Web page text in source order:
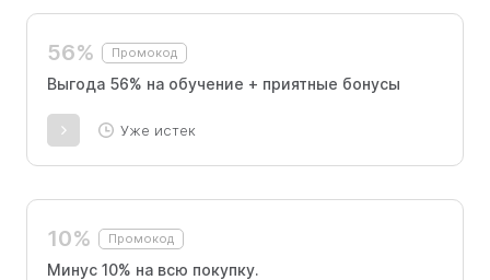
56% Промокод
Выгода 56% на обучение + приятные бонусы
Уже истек
10% Промокод
Минус 10% на всю покупку.